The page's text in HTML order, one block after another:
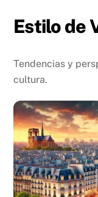
Estilo de
Tendencias y
cultura.